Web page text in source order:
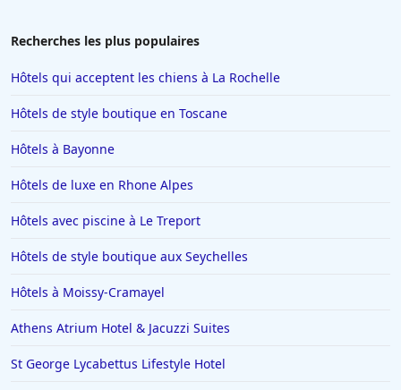
Recherches les plus populaires
Hôtels qui acceptent les chiens à La Rochelle
Hôtels de style boutique en Toscane
Hôtels à Bayonne
Hôtels de luxe en Rhone Alpes
Hôtels avec piscine à Le Treport
Hôtels de style boutique aux Seychelles
Hôtels à Moissy-Cramayel
Athens Atrium Hotel & Jacuzzi Suites
St George Lycabettus Lifestyle Hotel